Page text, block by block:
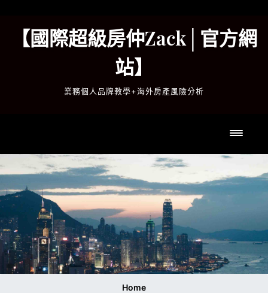
content【國際超級房仲Zack│官方網
站】
業務個人品牌教學+海外房產風險分析
Home